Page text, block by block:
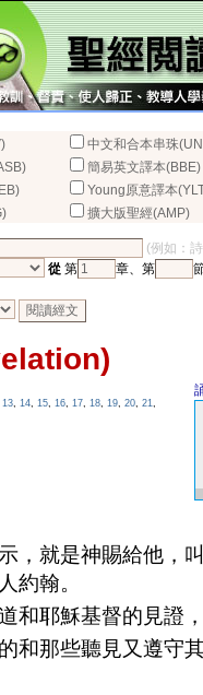
中文和合本串珠
簡易英文譯本(BBE)
Young原意譯本
擴大版聖經(AMP)
(例如：
從 第 章、第
13, 14, 15, 16, 17, 18, 19, 20, 21,
，就是神賜給他，
約翰。
和耶穌基督的見證
和那些聽見又遵守